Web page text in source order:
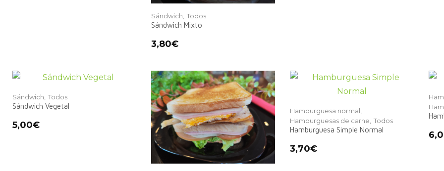
Sándwich, Todos
Sándwich Mixto
3,80€
Sándwich, Todos
Sándwich Vegetal
5,00€
Hamburguesa normal,
Hamburguesas de carne, Todos
Hamburguesa Simple Normal
3,70€